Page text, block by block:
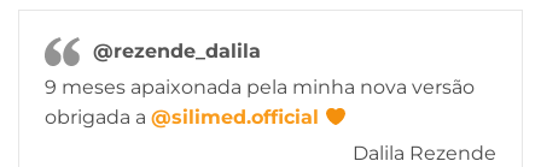
@rezende_dalila
9 meses apaixonada pela minha nova versão
obrigada a @silimed.official
Dalila Rezende